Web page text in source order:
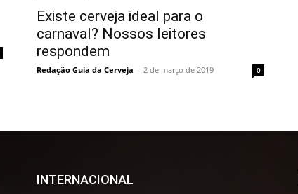
Existe cerveja ideal para o
carnaval? Nossos leitores
respondem
Redação Guia da Cerveja - 2 de março de 2019 0
INTERNACIONAL